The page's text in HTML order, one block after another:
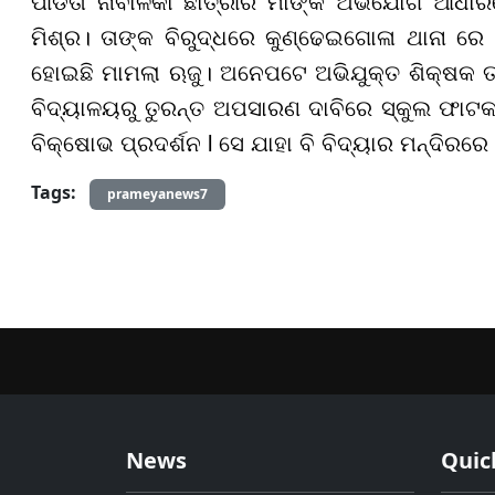
ମିଶ୍ର। ତାଙ୍କ ବିରୁଦ୍ଧରେ କୁଣ୍ଢେଇଗୋଳା ଥାନା
ହୋଇଛି ମାମଲା ଋଜୁ। ଅନେପଟେ ଅଭିଯୁକ୍ତ ଶିକ୍ଷକ
ବିଦ୍ୟାଳୟରୁ ତୁରନ୍ତ ଅପସାରଣ ଦାବିରେ ସ୍କୁଲ
ବିକ୍ଷୋଭ ପ୍ରଦର୍ଶନ l ସେ ଯାହା ବି ବିଦ୍ୟାର ମନ୍ଦିରରେ
Tags:
prameyanews7
News